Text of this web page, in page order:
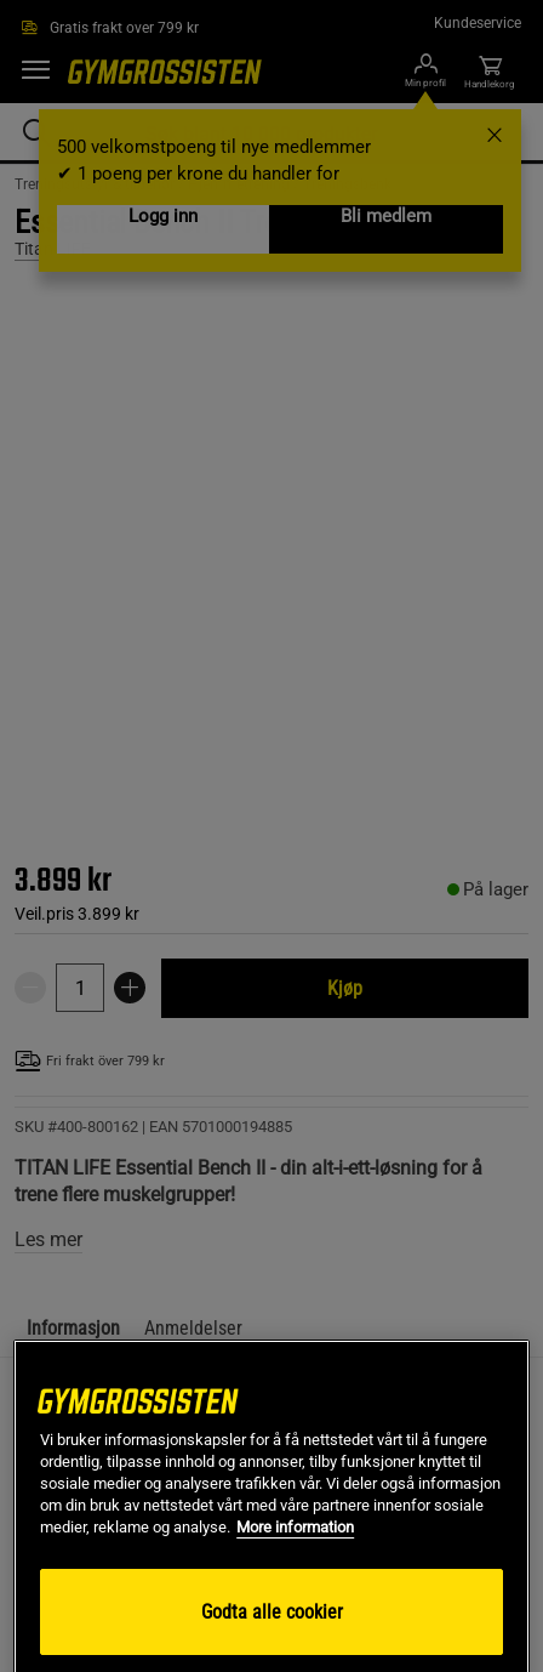
Gratis frakt over 799 kr Kundeservice
Min profil
500 velkomstpoeng til nye medlemmer
✔ 1 poeng per krone du handler for
Logg inn
Bli medlem
Handlekorg
Treningsutstyr & tilbehør /Hjemmetrening /Treningsbenk
Essential Bench II Treningsbenk
Titan LIFE
3.899 kr
Veil.pris3.899 kr
På lager
Kjøp
Fri frakt över 799 kr
SKU #400-800162 | EAN 5701000194885
TITAN LIFE Essential Bench II - din alt-i-ett-løsning for å
trene flere muskelgrupper!
Les mer
Informasjon Anmeldelser
TITAN LIFE Essential Bench II - din alt-i-ett-løsning for å
trene flere muskelgrupper!
Multifunksjonell for ulike øvelser
Holder for vektstang
Justerbart ryggstøtte
Denne multifunksjonsbenken er designet for å gi deg
muligheten til å utføre en rekke forskjellige øvelser og styrke
kan du enkelt tilpasse helningen fra 110 til 126 cm for å
Vi bruker informasjonskapsler for å få nettstedet vårt til å fungere
ordentlig, tilpasse innhold og annonser, tilby funksjoner knyttet til
sosiale medier og analysere trafikken vår. Vi deler også informasjon
om din bruk av nettstedet vårt med våre partnere innenfor sosiale
medier, reklame og analyse. More information
Godta alle cookier